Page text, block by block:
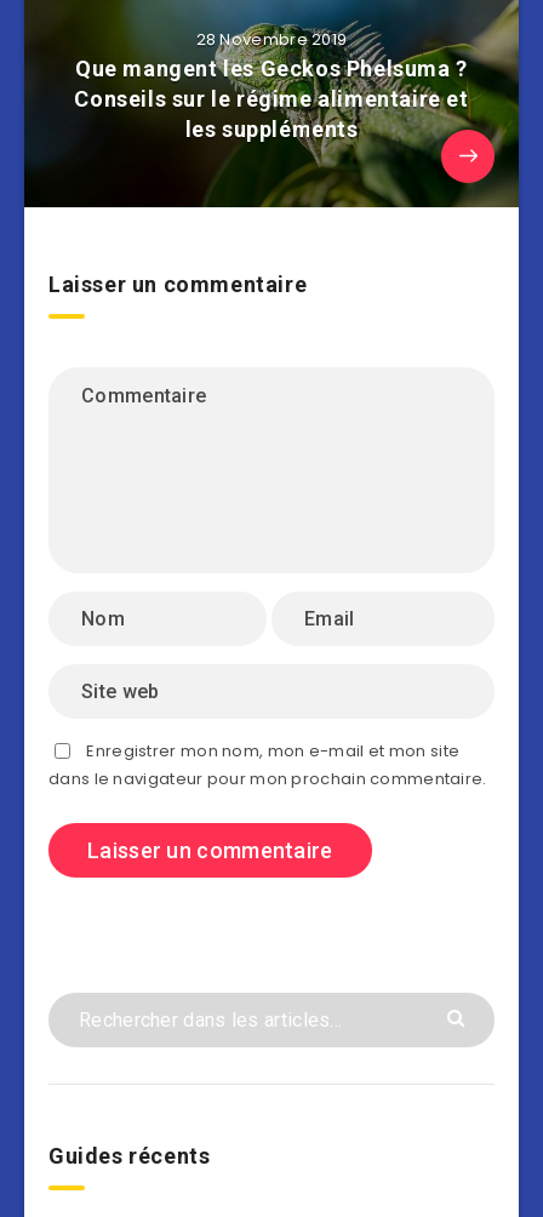
28 Novembre 2019
Que mangent les Geckos Phelsuma ?
Conseils sur le régime alimentaire et
les suppléments
Laisser un commentaire
Enregistrer mon nom, mon e-mail et mon site
dans le navigateur pour mon prochain commentaire.
Guides récents